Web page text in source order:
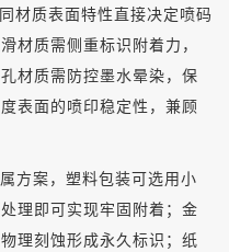
材质表面特性直接决定喷码
材质需侧重标识附着力，
材质需防控墨水晕染，保
表面的喷印稳定性，兼顾
方案，塑料包装可选用小
理即可实现牢固附着；金
理刻蚀形成永久标识；纸